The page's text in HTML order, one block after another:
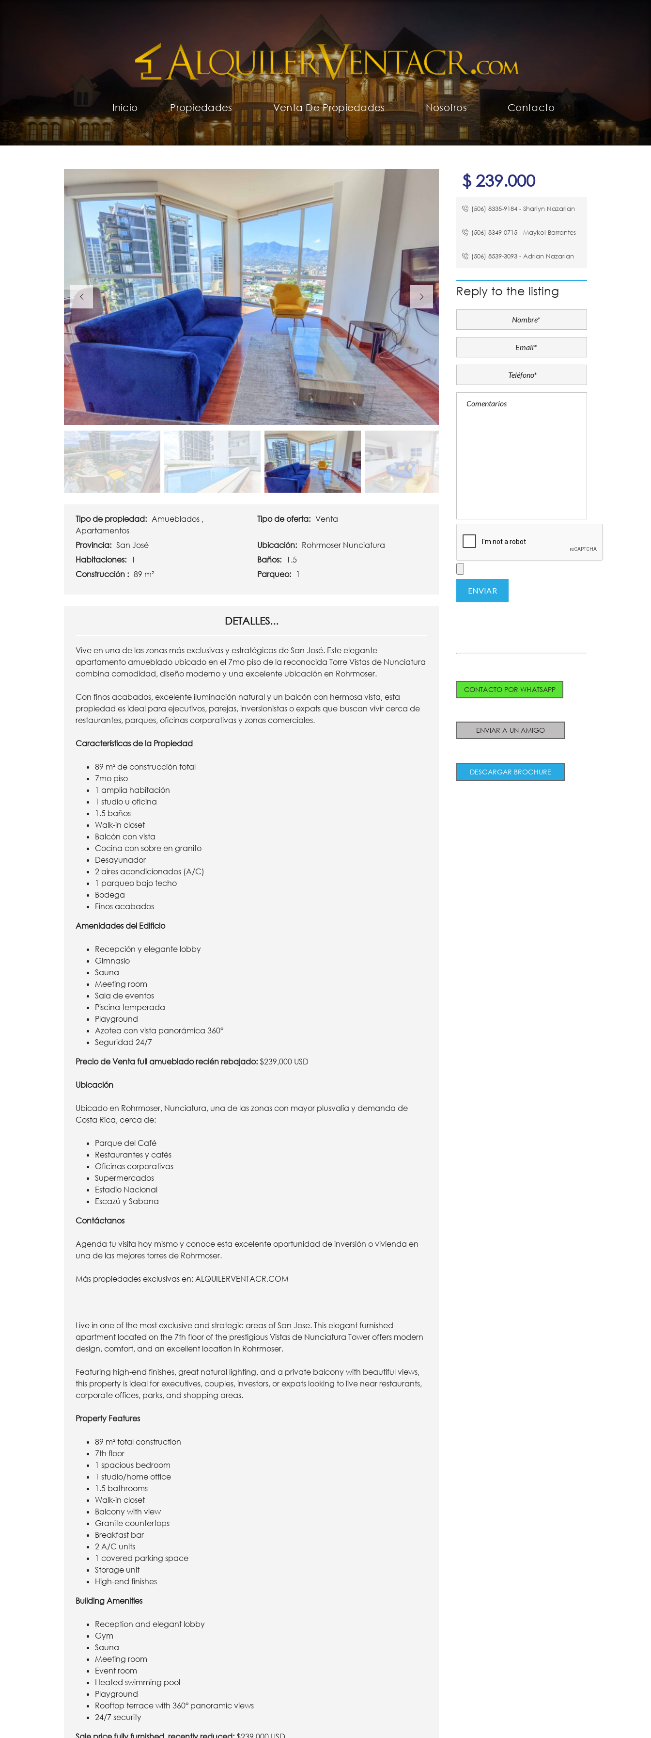
Inicio Propiedades Venta De Propiedades Nosotros Contacto
Tipo de propiedad: Amueblados ,
Apartamentos
Tipo de oferta: Venta
Provincia: San José Ubicación: Rohrmoser Nunciatura
Habitaciones: 1 Baños: 1.5
Construcción : 89 m² Parqueo: 1
DETALLES...
Vive en una de las zonas más exclusivas y estratégicas de San José. Este elegante
apartamento amueblado ubicado en el 7mo piso de la reconocida Torre Vistas de Nunciatura
combina comodidad, diseño moderno y una excelente ubicación en Rohrmoser.
Con finos acabados, excelente iluminación natural y un balcón con hermosa vista, esta
propiedad es ideal para ejecutivos, parejas, inversionistas o expats que buscan vivir cerca de
restaurantes, parques, oficinas corporativas y zonas comerciales.
Características de la Propiedad
89 m² de construcción total
7mo piso
1 amplia habitación
1 studio u oficina
1.5 baños
Walk-in closet
Balcón con vista
Cocina con sobre en granito
Desayunador
2 aires acondicionados (A/C)
1 parqueo bajo techo
Bodega
Finos acabados
Amenidades del Edificio
Recepción y elegante lobby
Gimnasio
Sauna
Meeting room
Sala de eventos
Piscina temperada
Playground
Azotea con vista panorámica 360°
Seguridad 24/7
Precio de Venta full amueblado recién rebajado: $239,000 USD
Ubicación
Ubicado en Rohrmoser, Nunciatura, una de las zonas con mayor plusvalía y demanda de
Costa Rica, cerca de:
Parque del Café
Restaurantes y cafés
Oficinas corporativas
Supermercados
Estadio Nacional
Escazú y Sabana
Contáctanos
Agenda tu visita hoy mismo y conoce esta excelente oportunidad de inversión o vivienda en
una de las mejores torres de Rohrmoser.
Más propiedades exclusivas en: ALQUILERVENTACR.COM
Live in one of the most exclusive and strategic areas of San Jose. This elegant furnished
apartment located on the 7th floor of the prestigious Vistas de Nunciatura Tower offers modern
design, comfort, and an excellent location in Rohrmoser.
Featuring high-end finishes, great natural lighting, and a private balcony with beautiful views,
this property is ideal for executives, couples, investors, or expats looking to live near restaurants,
corporate offices, parks, and shopping areas.
Property Features
89 m² total construction
7th floor
1 spacious bedroom
1 studio/home office
1.5 bathrooms
Walk-in closet
Balcony with view
Granite countertops
Breakfast bar
2 A/C units
1 covered parking space
Storage unit
High-end finishes
Building Amenities
Reception and elegant lobby
Gym
Sauna
Meeting room
Event room
Heated swimming pool
Playground
Rooftop terrace with 360° panoramic views
24/7 security
$ 239.000
(506) 8335-9184​ - Sharlyn Nazarian
(506) 8349-0715 - Maykol Barrantes
(506) 8539-3093 - Adrian Nazarian
Reply to the listing
CONTACTO POR WHATSAPP
ENVIAR A UN AMIGO
DESCARGAR BROCHURE